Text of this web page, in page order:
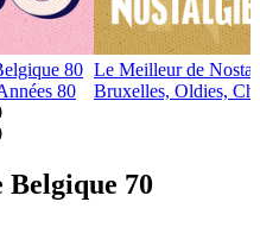
80
80
Le Meilleur de
Bruxelles, Oldies,
Belgique 70